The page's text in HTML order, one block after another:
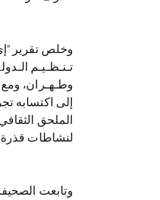
تـنـظـيـم
وطـهـران،
إلى اكتسابه
الملحق
لنشاطات
وتابعت